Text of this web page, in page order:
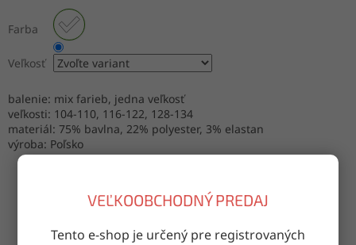
VEĽKOOBCHODNÝ PREDAJ
Tento e-shop je určený pre registrovaných
Farba
Veľkosť
balenie: mix farieb, jedna veľkosť
veľkosti: 104-110, 116-122, 128-134
materiál: 75% bavlna, 22% polyester, 3% elastan
výroba: Poľsko